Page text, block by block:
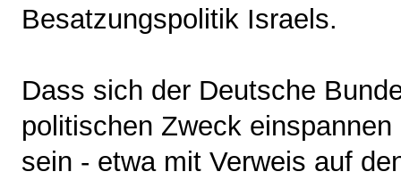
Besatzungspolitik Israels.
Dass sich der Deutsche
politischen Zweck
sein - etwa mit Verweis auf